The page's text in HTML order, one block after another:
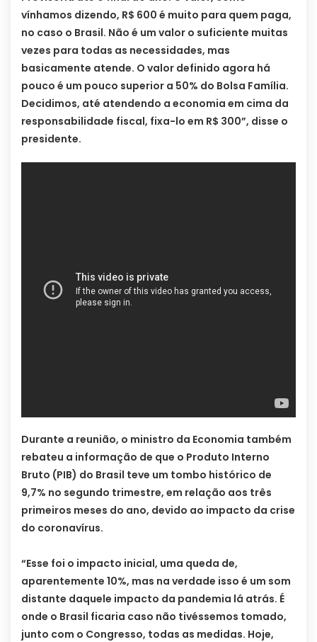
vínhamos dizendo, R$ 600 é muito para quem paga,
no caso o Brasil. Não é um valor o suficiente muitas
vezes para todas as necessidades, mas
basicamente atende. O valor definido agora há
pouco é um pouco superior a 50% do Bolsa Família.
Decidimos, até atendendo a economia em cima da
responsabilidade fiscal, fixa-lo em R$ 300”, disse o
presidente.
Durante a reunião, o ministro da Economia também
rebateu a informação de que o Produto Interno
Bruto (PIB) do Brasil teve um tombo histórico de
9,7% no segundo trimestre, em relação aos três
primeiros meses do ano, devido ao impacto da crise
do coronavírus.
“Esse foi o impacto inicial, uma queda de,
aparentemente 10%, mas na verdade isso é um som
distante daquele impacto da pandemia lá atrás. É
onde o Brasil ficaria caso não tivéssemos tomado,
junto com o Congresso, todas as medidas. Hoje,